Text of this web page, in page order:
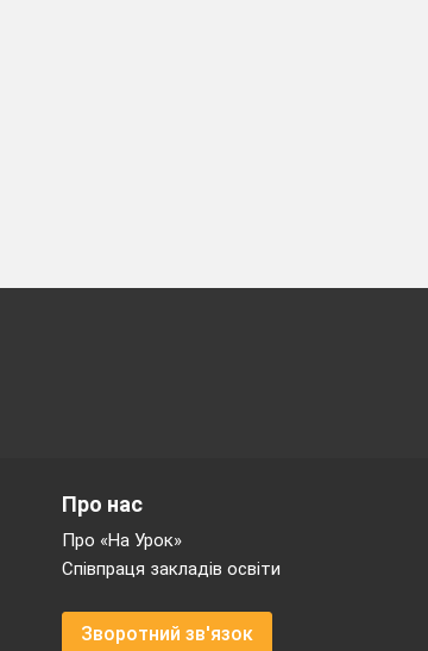
Про нас
Про «На Урок»
Співпраця закладів освіти
Зворотний зв'язок